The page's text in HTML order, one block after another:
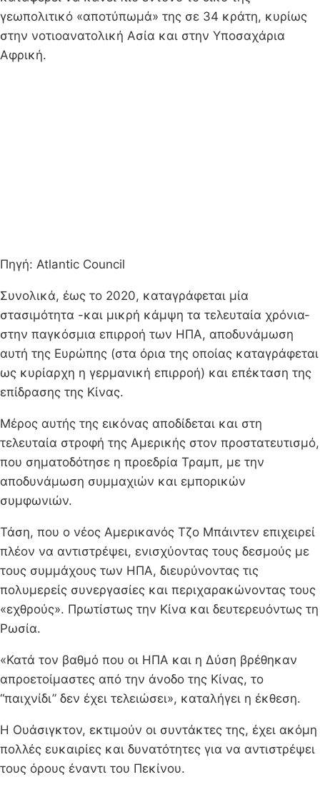
γεωπολιτικό «αποτύπωμά» της σε 34 κράτη, κυρίως
στην νοτιοανατολική Ασία και στην Υποσαχάρια
Αφρική.
Πηγή: Atlantic Council
Συνολικά, έως το 2020, καταγράφεται μία
στασιμότητα -και μικρή κάμψη τα τελευταία χρόνια-
στην παγκόσμια επιρροή των ΗΠΑ, αποδυνάμωση
αυτή της Ευρώπης (στα όρια της οποίας καταγράφεται
ως κυρίαρχη η γερμανική επιρροή) και επέκταση της
επίδρασης της Κίνας.
Μέρος αυτής της εικόνας αποδίδεται και στη
τελευταία στροφή της Αμερικής στον προστατευτισμό,
που σηματοδότησε η προεδρία Τραμπ, με την
αποδυνάμωση συμμαχιών και εμπορικών
συμφωνιών.
Τάση, που ο νέος Αμερικανός Τζο Μπάιντεν επιχειρεί
πλέον να αντιστρέψει, ενισχύοντας τους δεσμούς με
τους συμμάχους των ΗΠΑ, διευρύνοντας τις
πολυμερείς συνεργασίες και περιχαρακώνοντας τους
«εχθρούς». Πρωτίστως την Κίνα και δευτερευόντως τη
Ρωσία.
«Κατά τον βαθμό που οι ΗΠΑ και η Δύση βρέθηκαν
απροετοίμαστες από την άνοδο της Κίνας, το
“παιχνίδι” δεν έχει τελειώσει», καταλήγει η έκθεση.
Η Ουάσιγκτον, εκτιμούν οι συντάκτες της, έχει ακόμη
πολλές ευκαιρίες και δυνατότητες για να αντιστρέψει
τους όρους έναντι του Πεκίνου.